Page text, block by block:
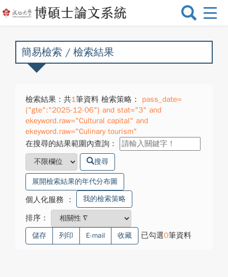
選
換
簡易檢索 / 檢索結果
檢索結果：共1筆資料 檢索策略：
pass_date=
{"gte":"2025-12-06"} and stat="3" and
ekeyword.raw="Cultural capital" and
ekeyword.raw="Culinary tourism"
在搜尋的結果範圍內查詢：
搜尋
展開檢索結果的年代分布圖
個人化服務 ： 我的檢索策略
排序：
儲存 列印 E-mail 收藏 已勾選0筆資料